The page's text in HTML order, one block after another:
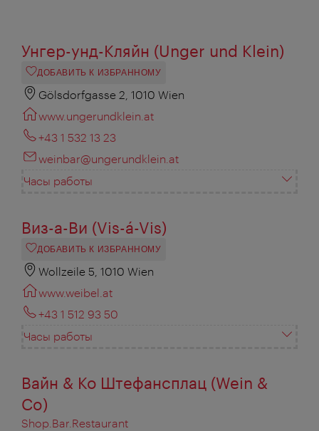
Унгер-унд-Кляйн (Unger und Klein)
ДОБАВИТЬ К ИЗБРАННОМУ
Gölsdorfgasse 2, 1010 Wien
www.ungerundklein.at
+43 1 532 13 23
weinbar@ungerundklein.at
Часы работы
Виз-а-Ви (Vis-á-Vis)
ДОБАВИТЬ К ИЗБРАННОМУ
Wollzeile 5, 1010 Wien
www.weibel.at
+43 1 512 93 50
Часы работы
Вайн & Ко Штефансплац (Wein &
Co)
Shop.Bar.Restaurant